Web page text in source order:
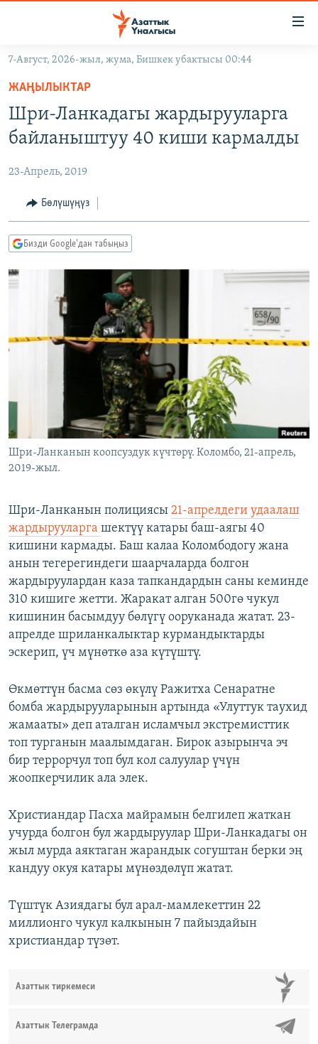
Навигацияга
өтүңүз
Издөөгө
салыңызКЫРГЫЗСТАН
ЭКОНОМИКА
МАДАНИЯТ
ДҮЙНӨ
БОРБОР АЗИЯ
АТАЙЫН ИЛИКТӨӨ
ТВ ПРОГРАММАЛАР
ЭКСПЕРТТЕР ТАЛДАЙТ
ДАНИСТЕ
ЭЖЕ-СИҢДИЛЕР
ЫҢГАЙСЫЗ СУРООЛОР
ӨЗГӨЧӨ ПИКИР
ОНЛАЙН ШЕРИНЕ
ЭЕ/АРнун бардык сайттары
7-Август, 2026-жыл, жума, Бишкек убактысы 00:44
ЖАҢЫЛЫКТАР
Шри-Ланкадагы жардырууларга
байланыштуу 40 киши кармалды
23-Апрель, 2019
Бөлүшүңүз
Бизди Google'дан табыңыз
Шри-Ланканын коопсуздук күчтөрү. Коломбо, 21-апрель,
2019-жыл.
Шри-Ланканын полициясы 21-апрелдеги удаалаш
жардырууларга шектүү катары баш-аягы 40
кишини кармады. Баш калаа Коломбодогу жана
анын тегерегиндеги шаарчаларда болгон
жардыруулардан каза тапкандардын саны кеминде
310 кишиге жетти. Жаракат алган 500гө чукул
кишинин басымдуу бөлүгү ооруканада жатат. 23-
апрелде шриланкалыктар курмандыктарды
эскерип, үч мүнөткө аза күтүштү.
Өкмөттүн басма сөз өкүлү Ражитха Сенаратне
бомба жардырууларынын артында «Улуттук таухид
жамааты» деп аталган исламчыл экстремисттик
топ турганын маалымдаган. Бирок азырынча эч
бир террорчул топ бул кол салуулар үчүн
жоопкерчилик ала элек.
Христиандар Пасха майрамын белгилеп жаткан
учурда болгон бул жардыруулар Шри-Ланкадагы он
жыл мурда аяктаган жарандык согуштан берки эң
кандуу окуя катары мүнөздөлүп жатат.
Түштүк Азиядагы бул арал-мамлекеттин 22
миллионго чукул калкынын 7 пайыздайын
христиандар түзөт.
Азаттык тиркемеси
Азаттык Телеграмда